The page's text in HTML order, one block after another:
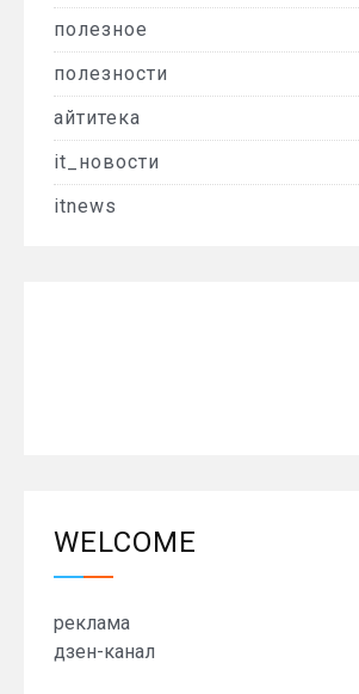
полезное
полезности
айтитека
it_новости
itnews
WELCOME
реклама
дзен-канал